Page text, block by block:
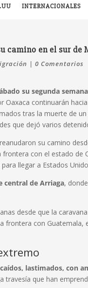
INTERNACIONALES
camino en el sur
|0 Comentarios
su segunda
Oaxaca continuarán
tras la muerte de
que dejó varios
su camino
con el estado de
llegar a Estados
central de Arriaga,
desde que la
frontera con
lastimados, con
travesía que han